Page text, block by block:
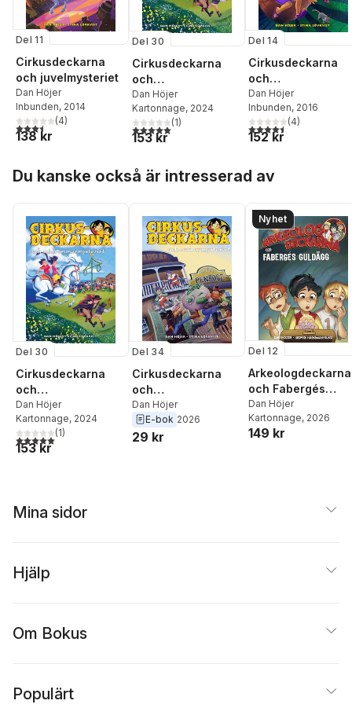
Del 11
Cirkusdeckarna
och juvelmysteriet
Dan Höjer
Inbunden, 2014
3,5utav 5 stjärnor. Totalt antal röster:
(4)
138 kr
Del 30
Cirkusdeckarna
och
midsommarmysteri
et
Dan Höjer
Kartonnage, 2024
5,0utav 5 stjärnor. Totalt antal röster:
(1)
153 kr
Del 14
Cirkusdeckarna
och
dynamitmysteriet
Dan Höjer
Inbunden, 2016
4,5utav 5 stjärnor.
(4)
152 kr
Du kanske också är intresserad av
Del 30
Cirkusdeckarna
och
midsommarmysteri
et
Dan Höjer
Kartonnage, 2024
5,0utav 5 stjärnor. Totalt antal röster:
(1)
153 kr
Del 34
Cirkusdeckarna
och
cowboymysteriet
Dan Höjer
E-bok 2026
29 kr
Nyhet
Del 12
Arkeologdeckarna
och Fabergés
guldägg
Dan Höjer
Kartonnage, 2026
149 kr
Mina sidor
Hjälp
Om Bokus
Populärt